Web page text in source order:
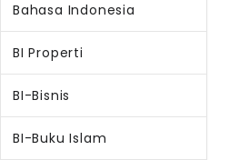
Bahasa Indonesia
BI Properti
BI-Bisnis
BI-Buku Islam